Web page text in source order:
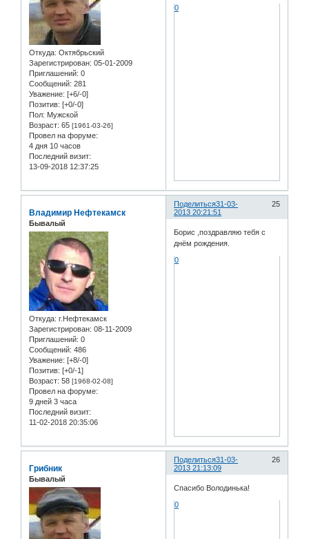
Откуда: Октябрьский
Зарегистрирован: 05-01-2009
Приглашений: 0
Сообщений: 281
Уважение: [+6/-0]
Позитив: [+0/-0]
Пол: Мужской
Возраст: 65 [1961-03-26]
Провел на форуме:
4 дня 10 часов
Последний визит:
13-09-2018 12:37:25
0
Поделиться 25
31-03-
2013 20:21:51
Владимир Нефтекамск
Бывалый
Откуда: г.Нефтекамск
Зарегистрирован: 08-11-2009
Приглашений: 0
Сообщений: 486
Уважение: [+8/-0]
Позитив: [+0/-1]
Возраст: 58 [1968-02-08]
Провел на форуме:
9 дней 3 часа
Последний визит:
11-02-2018 20:35:06
Борис ,поздравляю тебя с
днём рождения.
0
Поделиться 26
31-03-
2013 21:13:09
Грибник
Бывалый
Спасибо Володинька!
0